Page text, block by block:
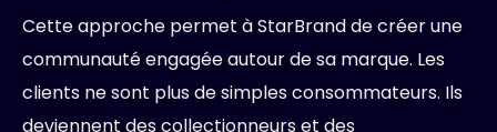
Cette approche permet à StarBrand de créer une
communauté engagée autour de sa marque. Les
clients ne sont plus de simples consommateurs. Ils
deviennent des collectionneurs et des